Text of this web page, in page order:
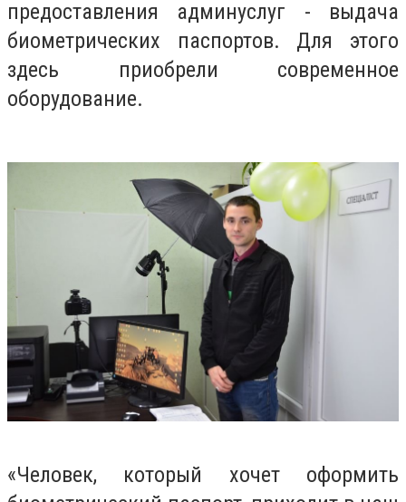
предоставления админуслуг - выдача
биометрических паспортов. Для этого
здесь приобрели современное
оборудование.
«Человек, который хочет оформить